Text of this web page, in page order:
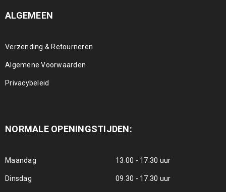
ALGEMEEN
Verzending & Retourneren
Algemene Voorwaarden
Privacybeleid
NORMALE OPENINGSTIJDEN:
Maandag 13.00 - 17.30 uur
Dinsdag 09.30 - 17.30 uur